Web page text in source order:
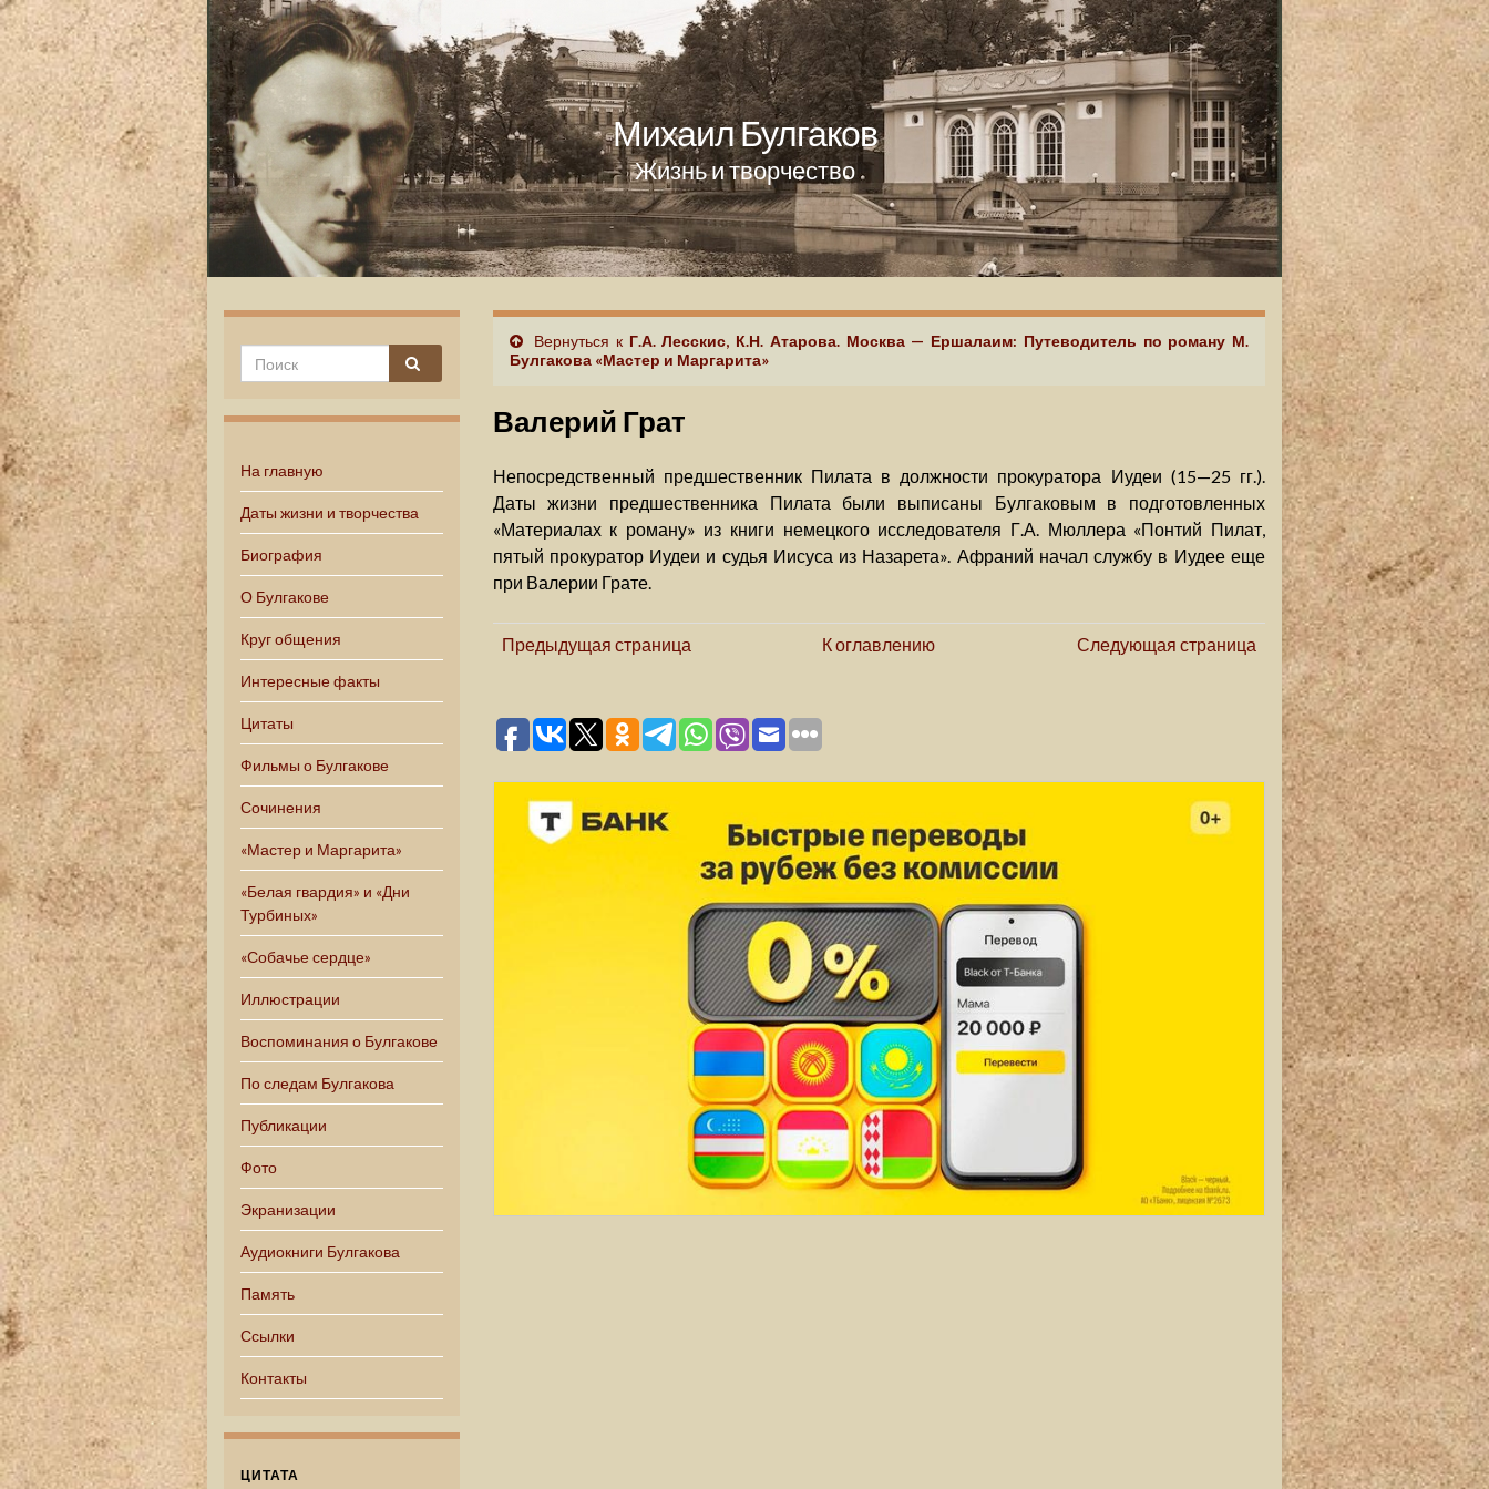
Михаил Булгаков
Жизнь и творчество
На главную
Даты жизни и творчества
Биография
О Булгакове
Круг общения
Интересные факты
Цитаты
Фильмы о Булгакове
Сочинения
«Мастер и Маргарита»
«Белая гвардия» и «Дни
Турбиных»
«Собачье сердце»
Иллюстрации
Воспоминания о Булгакове
По следам Булгакова
Публикации
Фото
Экранизации
Аудиокниги Булгакова
Память
Ссылки
Контакты
ЦИТАТА
Вернуться к Г.А. Лесскис, К.Н. Атарова. Москва — Ершалаим: Путеводитель по роману М.
Булгакова «Мастер и Маргарита»
Валерий Грат
Непосредственный предшественник Пилата в должности прокуратора Иудеи (15—25 гг.).
Даты жизни предшественника Пилата были выписаны Булгаковым в подготовленных
«Материалах к роману» из книги немецкого исследователя Г.А. Мюллера «Понтий Пилат,
пятый прокуратор Иудеи и судья Иисуса из Назарета». Афраний начал службу в Иудее еще
при Валерии Грате.
Предыдущая страница К оглавлению Следующая страница